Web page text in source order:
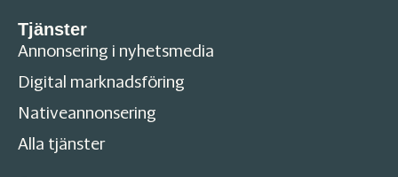
Tjänster
Annonsering i nyhetsmedia
Digital marknadsföring
Nativeannonsering
Alla tjänster